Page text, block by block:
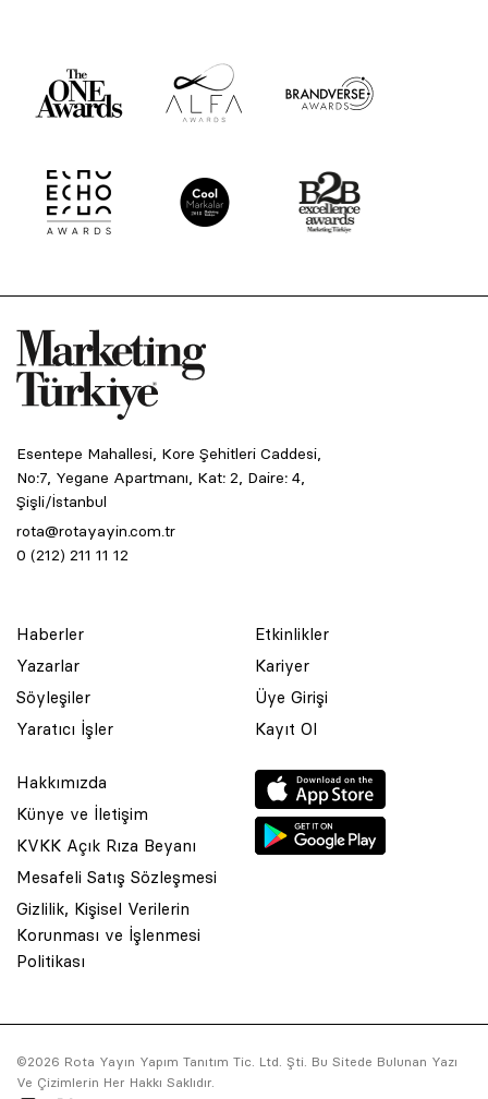
Esentepe Mahallesi, Kore Şehitleri Caddesi,
No:7, Yegane Apartmanı, Kat: 2, Daire: 4,
Şişli/İstanbul
rota@rotayayin.com.tr
0 (212) 211 11 12
Haberler
Yazarlar
Söyleşiler
Yaratıcı İşler
Etkinlikler
Kariyer
Üye Girişi
Kayıt Ol
Hakkımızda
Künye ve İletişim
KVKK Açık Rıza Beyanı
Mesafeli Satış Sözleşmesi
Gizlilik, Kişisel Verilerin
Korunması ve İşlenmesi
Politikası
©2026 Rota Yayın Yapım Tanıtım Tic. Ltd. Şti. Bu Sitede Bulunan Yazı
Ve Çizimlerin Her Hakkı Saklıdır.
© 2001 Rota Yayın Yapım Tanıtım Tic. Ltd. Şti. Bu Sitede Bulunan
Asquared WordPress Agencytarafından tasarlanmış ve